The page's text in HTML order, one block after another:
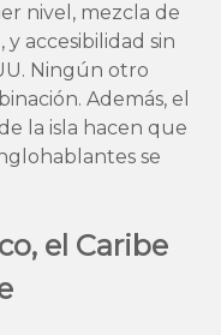
nivel, mezcla de
accesibilidad sin
Ningún otro
Además, el
la isla hacen que
se
el Caribe